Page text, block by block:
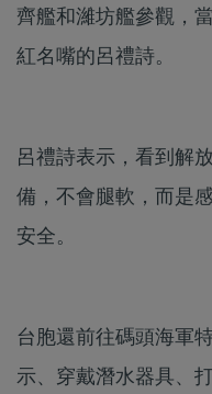
齊艦和濰坊艦參觀，
紅名嘴的呂禮詩。
呂禮詩表示，看到解
備，不會腿軟，而是
安全。
台胞還前往碼頭海軍
示、穿戴潛水器具、